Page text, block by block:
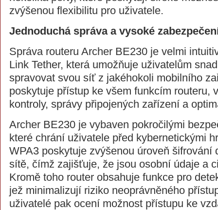
zvýšenou flexibilitu pro uživatele.
Jednoduchá správa a vysoké
Správa routeru Archer BE230 je velmi
Link Tether, která umožňuje uživatelům
spravovat svou síť z jakéhokoli mobilního
poskytuje přístup ke všem funkcím routeru,
kontroly, správy připojených zařízení a
Archer BE230 je vybaven pokročilými
které chrání uživatele před kybernetickými
WPA3 poskytuje zvýšenou úroveň šifrování
sítě, čímž zajišťuje, že jsou osobní údaje a
Kromě toho router obsahuje funkce pro
jež minimalizují riziko neoprávněného
uživatelé pak ocení možnost přístupu ke